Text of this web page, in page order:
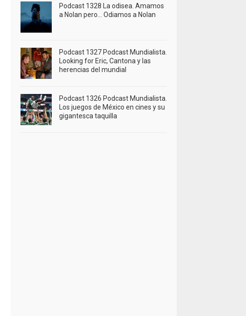
Podcast 1328 La odisea. Amamos
a Nolan pero… Odiamos a Nolan
Podcast 1327 Podcast Mundialista.
Looking for Eric, Cantona y las
herencias del mundial
Podcast 1326 Podcast Mundialista.
Los juegos de México en cines y su
gigantesca taquilla